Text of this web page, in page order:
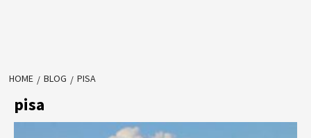
HOME BLOG PISA
pisa